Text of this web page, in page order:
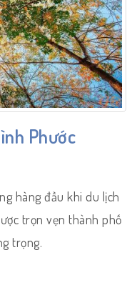
Phước
hàng đầu khi du lịch
trọn vẹn thành phố
trọng.